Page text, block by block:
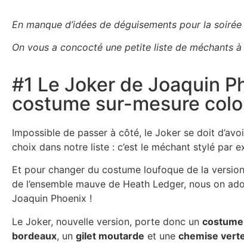
En manque d’idées de déguisements pour la
On vous a concocté une petite liste de méchants
#1 Le Joker de Joaquin
costume sur-mesure
Impossible de passer à côté, le Joker se doit
choix dans notre liste : c’est le méchant stylé par
Et pour changer du costume loufoque de la
de l’ensemble mauve de Heath Ledger, nous on
Joaquin Phoenix !
Le Joker, nouvelle version, porte donc un
bordeaux, un gilet moutarde et une chemise